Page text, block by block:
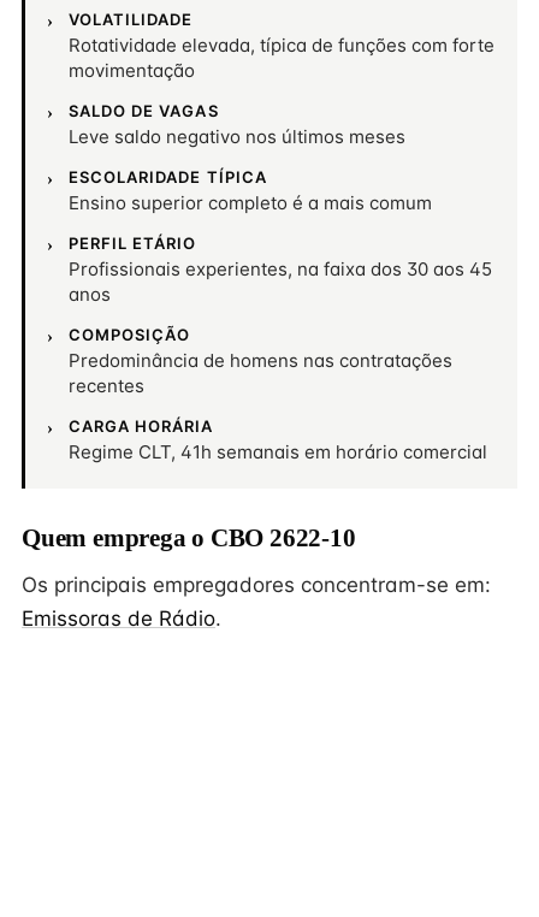
VOLATILIDADE
Rotatividade elevada, típica de funções com forte
movimentação
SALDO DE VAGAS
Leve saldo negativo nos últimos meses
ESCOLARIDADE TÍPICA
Ensino superior completo é a mais comum
PERFIL ETÁRIO
Profissionais experientes, na faixa dos 30 aos 45
anos
COMPOSIÇÃO
Predominância de homens nas contratações
recentes
CARGA HORÁRIA
Regime CLT, 41h semanais em horário comercial
Quem emprega o CBO 2622-10
Os principais empregadores concentram-se em:
Emissoras de Rádio.